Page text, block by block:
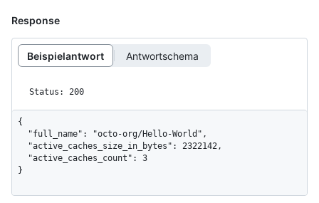
Response
Beispielantwort Antwortschema
Status: 200
{
}